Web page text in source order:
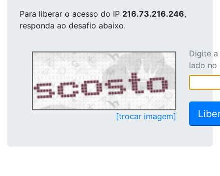
Para liberar o acesso do IP 216.73.216.246,
responda ao desafio abaixo.
[trocar imagem]
Digite
lado no